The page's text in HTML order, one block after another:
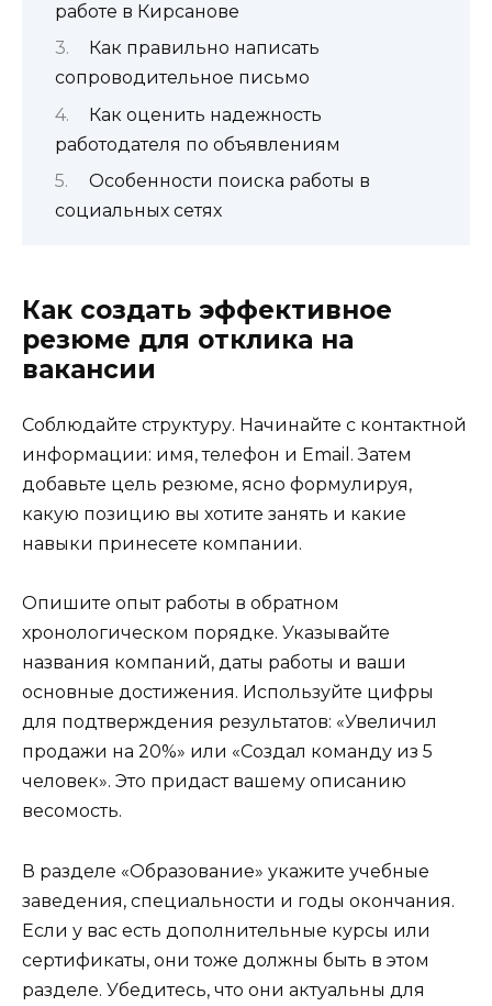
работе в Кирсанове
Как правильно написать
сопроводительное письмо
Как оценить надежность
работодателя по объявлениям
Особенности поиска работы в
социальных сетях
Как создать эффективное
резюме для отклика на
вакансии
Соблюдайте структуру. Начинайте с контактной
информации: имя, телефон и Email. Затем
добавьте цель резюме, ясно формулируя,
какую позицию вы хотите занять и какие
навыки принесете компании.
Опишите опыт работы в обратном
хронологическом порядке. Указывайте
названия компаний, даты работы и ваши
основные достижения. Используйте цифры
для подтверждения результатов: «Увеличил
продажи на 20%» или «Создал команду из 5
человек». Это придаст вашему описанию
весомость.
В разделе «Образование» укажите учебные
заведения, специальности и годы окончания.
Если у вас есть дополнительные курсы или
сертификаты, они тоже должны быть в этом
разделе. Убедитесь, что они актуальны для